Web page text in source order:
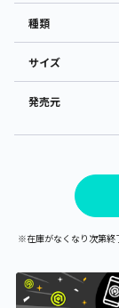
種類
サイズ
発売元
※在庫がなくなり次第終